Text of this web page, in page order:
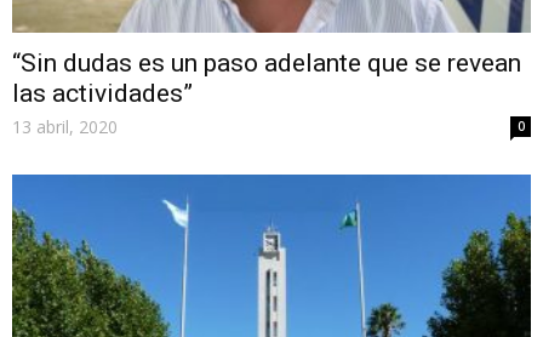
“Sin dudas es un paso adelante que se revean
las actividades”
13 abril, 2020 0